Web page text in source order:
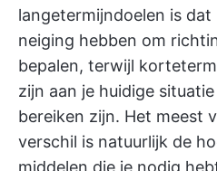
langetermijndoelen is
neiging hebben om
bepalen, terwijl
zijn aan je huidige
bereiken zijn. Het meest
verschil is natuurlijk de
middelen die je nodig